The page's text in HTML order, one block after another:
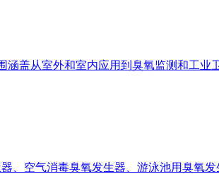
盖从室外和室内应用到臭氧监测和工业
、空气消毒臭氧发生器、游泳池用臭氧